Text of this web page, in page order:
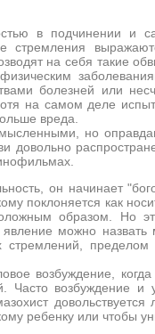
в подчинении и
стремления
на себя такие
болезней или
на самом деле
вреда.
но
он начинает
поклоняется как
образом. Но
можно назвать
стремлений,
возбуждение,
возбуждение и
ребенку или чтобы